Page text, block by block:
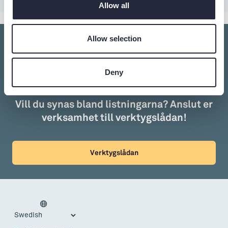
Allow all
Allow selection
Deny
Vill du synas bland listningarna? Anslut er
verksamhet till verktygslådan!
Verktygslådan